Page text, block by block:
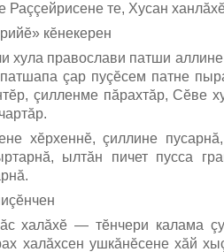
Раççейрисене те, Хусан
кĕнекерен
хула православи патши
çар пуçĕсем патне
çилленме пăрахтăр, Сĕве
хĕрхеннĕ, çиллине
ылтăн пичет пусса
халăхĕ — тĕнчери калама
халăхсен ушкăнĕсене хăй